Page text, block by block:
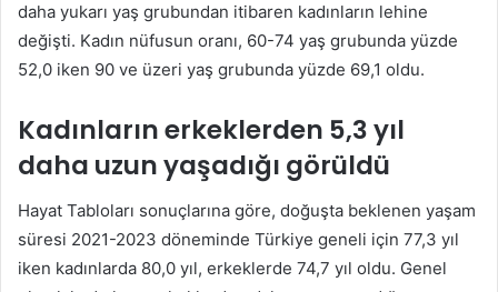
daha yukarı yaş grubundan itibaren kadınların lehine
değişti. Kadın nüfusun oranı, 60-74 yaş grubunda yüzde
52,0 iken 90 ve üzeri yaş grubunda yüzde 69,1 oldu.
Kadınların erkeklerden 5,3 yıl
daha uzun yaşadığı görüldü
Hayat Tabloları sonuçlarına göre, doğuşta beklenen yaşam
süresi 2021-2023 döneminde Türkiye geneli için 77,3 yıl
iken kadınlarda 80,0 yıl, erkeklerde 74,7 yıl oldu. Genel